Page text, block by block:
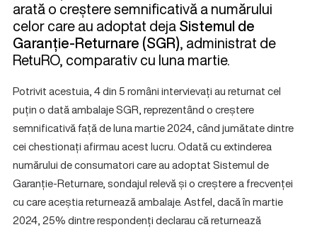
arată o creștere semnificativă a numărului
celor care au adoptat dejaSistemul de
Garanție-Returnare (SGR), administrat de
RetuRO, comparativ cu luna martie.
Potrivit acestuia, 4 din 5 români intervievați au returnat cel
puțin o dată ambalaje SGR, reprezentând o creștere
semnificativă față de luna martie 2024, când jumătate dintre
cei chestionați afirmau acest lucru. Odată cu extinderea
numărului de consumatori care au adoptat Sistemul de
Garanție-Returnare, sondajul relevă și o creștere a frecvenței
cu care aceștia returnează ambalaje. Astfel, dacă în martie
2024, 25% dintre respondenți declarau că returnează